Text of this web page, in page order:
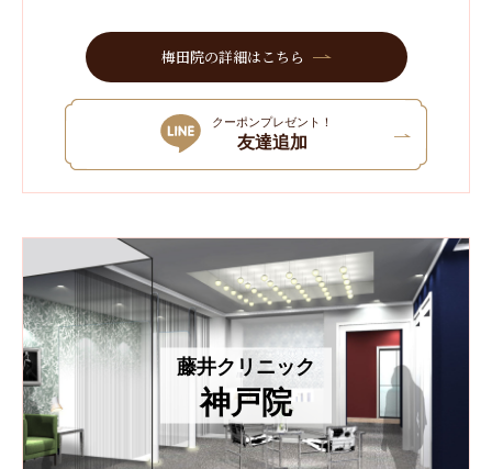
梅田院の詳細はこちら
クーポンプレゼント！
友達追加
藤井クリニック
神戸院